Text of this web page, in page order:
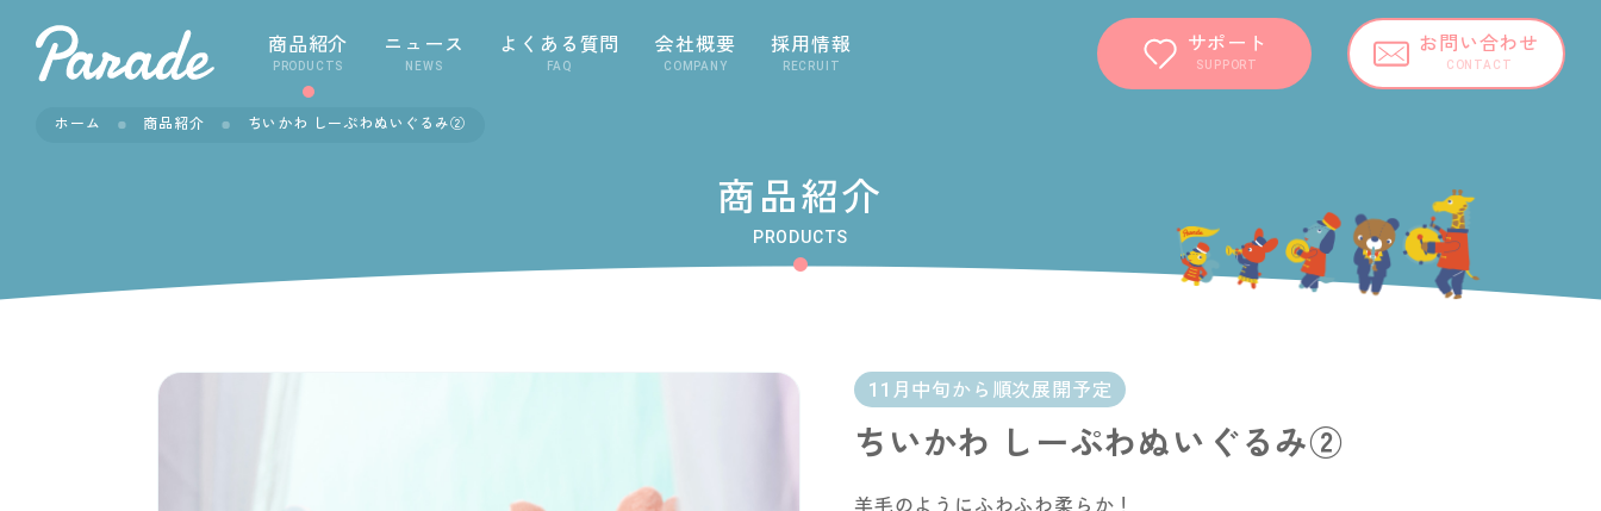
商品紹介
PRODUCTS
ニュース
NEWS
よくある質問
FAQ
会社概要
COMPANY
採用情報
RECRUIT
サポート
SUPPORT
お問い合わせ
CONTACT
ホーム 商品紹介 ちいかわ しーぷわぬいぐるみ②
商品紹介
PRODUCTS
11月中旬から順次展開予定
ちいかわ しーぷわぬいぐるみ②
羊毛のようにふわふわ柔らか！